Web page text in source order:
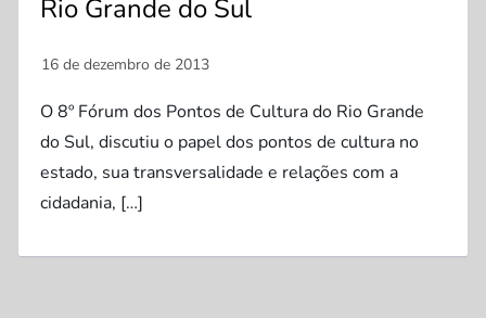
Rio Grande do Sul
O 8º Fórum dos Pontos de Cultura do Rio Grande
do Sul, discutiu o papel dos pontos de cultura no
estado, sua transversalidade e relações com a
cidadania, […]